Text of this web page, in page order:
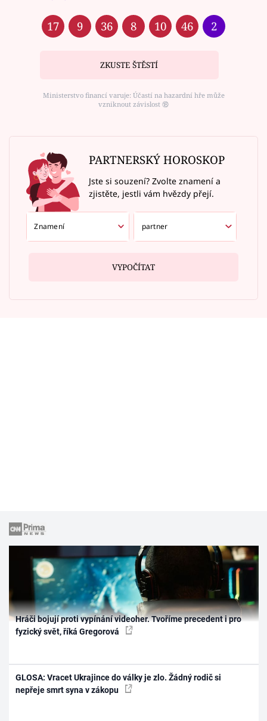
17 9 36 8 10 46 2
ZKUSTE ŠTĚSTÍ
Ministerstvo financí varuje: Účastí na hazardní hře může
vzniknout závislost ⑱
PARTNERSKÝ HOROSKOP
Jste si souzení? Zvolte znamení a
zjistěte, jestli vám hvězdy přejí.
VYPOČÍTAT
Hráči bojují proti vypínání videoher. Tvoříme precedent i pro
fyzický svět, říká Gregorová
GLOSA: Vracet Ukrajince do války je zlo. Žádný rodič si
nepřeje smrt syna v zákopu